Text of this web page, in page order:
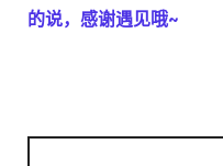
的说，感谢遇见哦~